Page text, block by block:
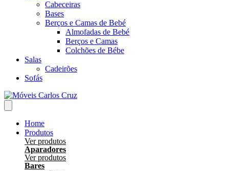
Cabeceiras
Bases
Berços e Camas de Bebé
Almofadas de Bebé
Berços e Camas
Colchões de Bébe
Salas
Cadeirões
Sofás
Home
Produtos
Ver produtos
Aparadores
Ver produtos
Bares